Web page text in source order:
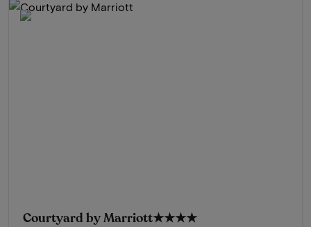
Courtyard by Marriott★★★★